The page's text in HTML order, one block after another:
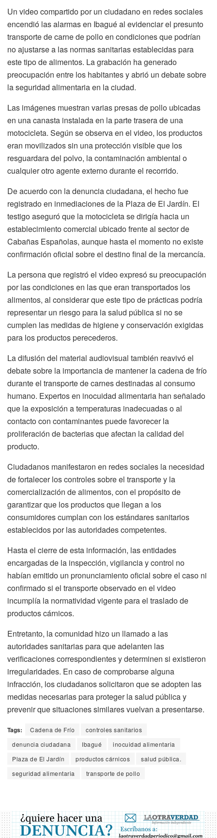
Un video compartido por un ciudadano en redes sociales
encendió las alarmas en Ibagué al evidenciar el presunto
transporte de carne de pollo en condiciones que podrían
no ajustarse a las normas sanitarias establecidas para
este tipo de alimentos. La grabación ha generado
preocupación entre los habitantes y abrió un debate sobre
la seguridad alimentaria en la ciudad.
Las imágenes muestran varias presas de pollo ubicadas
en una canasta instalada en la parte trasera de una
motocicleta. Según se observa en el video, los productos
eran movilizados sin una protección visible que los
resguardara del polvo, la contaminación ambiental o
cualquier otro agente externo durante el recorrido.
De acuerdo con la denuncia ciudadana, el hecho fue
registrado en inmediaciones de la Plaza de El Jardín. El
testigo aseguró que la motocicleta se dirigía hacia un
establecimiento comercial ubicado frente al sector de
Cabañas Españolas, aunque hasta el momento no existe
confirmación oficial sobre el destino final de la mercancía.
La persona que registró el video expresó su preocupación
por las condiciones en las que eran transportados los
alimentos, al considerar que este tipo de prácticas podría
representar un riesgo para la salud pública si no se
cumplen las medidas de higiene y conservación exigidas
para los productos perecederos.
La difusión del material audiovisual también reavivó el
debate sobre la importancia de mantener la cadena de frío
durante el transporte de carnes destinadas al consumo
humano. Expertos en inocuidad alimentaria han señalado
que la exposición a temperaturas inadecuadas o al
contacto con contaminantes puede favorecer la
proliferación de bacterias que afectan la calidad del
producto.
Ciudadanos manifestaron en redes sociales la necesidad
de fortalecer los controles sobre el transporte y la
comercialización de alimentos, con el propósito de
garantizar que los productos que llegan a los
consumidores cumplan con los estándares sanitarios
establecidos por las autoridades competentes.
Hasta el cierre de esta información, las entidades
encargadas de la inspección, vigilancia y control no
habían emitido un pronunciamiento oficial sobre el caso ni
confirmado si el transporte observado en el video
incumplía la normatividad vigente para el traslado de
productos cárnicos.
Entretanto, la comunidad hizo un llamado a las
autoridades sanitarias para que adelanten las
verificaciones correspondientes y determinen si existieron
irregularidades. En caso de comprobarse alguna
infracción, los ciudadanos solicitaron que se adopten las
medidas necesarias para proteger la salud pública y
prevenir que situaciones similares vuelvan a presentarse.
Tags: Cadena de Frío
controles sanitarios
denuncia ciudadana
Ibagué
inocuidad alimentaria
Plaza de El Jardín
productos cárnicos
salud pública.
seguridad alimentaria
transporte de pollo